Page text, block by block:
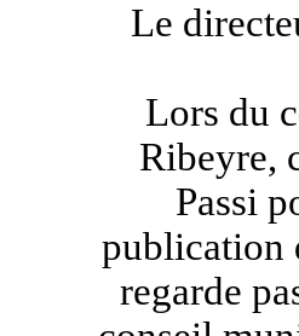
Le
Lors du
Ribeyre,
Passi
publication
regarde